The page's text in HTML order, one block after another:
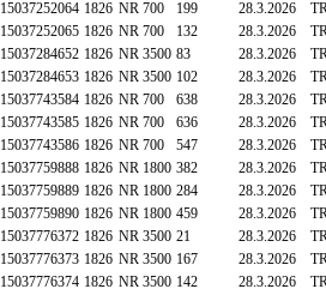
15037252064 1826 NR 700 199 28.3.2026
15037252065 1826 NR 700 132 28.3.2026
15037284652 1826 NR 3500 83 28.3.2026
15037284653 1826 NR 3500 102 28.3.2026
15037743584 1826 NR 700 638 28.3.2026
15037743585 1826 NR 700 636 28.3.2026
15037743586 1826 NR 700 547 28.3.2026
15037759888 1826 NR 1800 382 28.3.2026
15037759889 1826 NR 1800 284 28.3.2026
15037759890 1826 NR 1800 459 28.3.2026
15037776372 1826 NR 3500 21 28.3.2026
15037776373 1826 NR 3500 167 28.3.2026
15037776374 1826 NR 3500 142 28.3.2026